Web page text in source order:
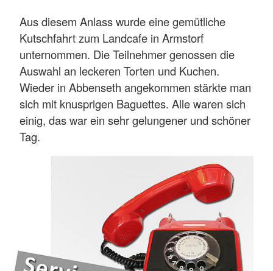
Aus diesem Anlass wurde eine gemütliche
Kutschfahrt zum Landcafe in Armstorf
unternommen. Die Teilnehmer genossen die
Auswahl an leckeren Torten und Kuchen.
Wieder in Abbenseth angekommen stärkte man
sich mit knusprigen Baguettes. Alle waren sich
einig, das war ein sehr gelungener und schöner
Tag.